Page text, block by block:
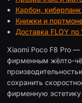
Карбон,
Книжки и
Доставка FLOY по
Xiaomi Poco F8 Pro
фирменным жёлто-
сохранить
фирменную эстетику